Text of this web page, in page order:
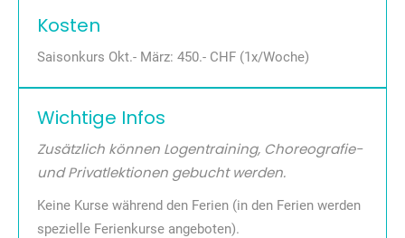
Kosten
Saisonkurs Okt.- März: 450.- CHF (1x/Woche)
Wichtige Infos
Zusätzlich können Logentraining, Choreografie-
und Privatlektionen gebucht werden.
Keine Kurse während den Ferien (in den Ferien werden
spezielle Ferienkurse angeboten).